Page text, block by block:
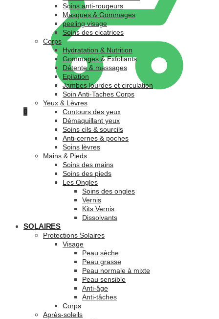
0
Soins anti-rougeurs
Masques & Gommages
peeling visage
Soins des cicatrices
Corps
Hydratation & Nutrition
Gommages & Exfoliants
Détente & massages
Epilation
Jambes lourdes et circulation
Soin Anti-Taches Corps
Yeux & Lèvres
Contours des yeux
Démaquillant yeux
Soins cils & sourcils
Anti-cernes & poches
Soins lèvres
Mains & Pieds
Soins des mains
Soins des pieds
Les Ongles
Soins des ongles
Vernis
Kits Vernis
Dissolvants
SOLAIRES
Protections Solaires
Visage
Peau sèche
Peau grasse
Peau normale à mixte
Peau sensible
Anti-âge
Anti-tâches
Corps
Après-soleils